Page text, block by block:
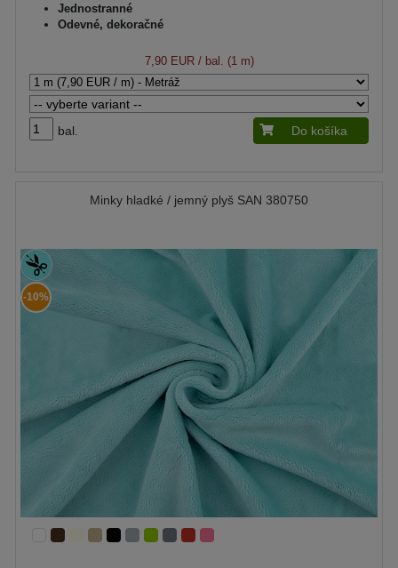
Jednostranné
Odevné, dekoračné
7,90 EUR/ bal. (1 m)
bal. Do košíka
Minky hladké / jemný plyš SAN 380750
-10%